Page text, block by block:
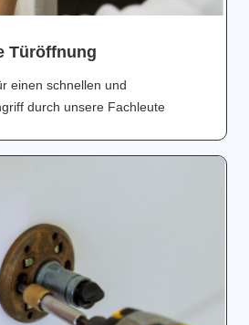
Türöffnung
einen schnellen und
durch unsere Fachleute